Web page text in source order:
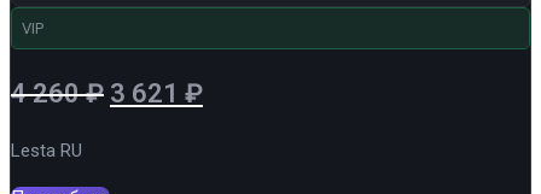
VIP
4 260₽ Первоначальная
3 621 ₽Текущая
Lesta RU